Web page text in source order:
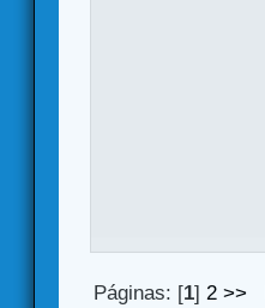
Páginas: [1]2 >>